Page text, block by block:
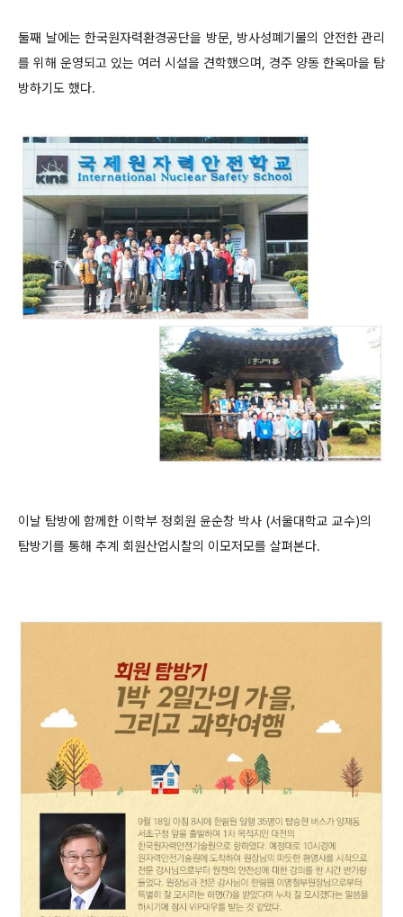
둘째 날에는 한국원자력환경공단을 방문, 방사성폐기물의 안전한 관리
를 위해 운영되고 있는 여러 시설을 견학했으며, 경주 양동 한옥마을 탐
방하기도 했다.
이날 탐방에 함께한 이학부 정회원 윤순창 박사 (서울대학교 교수)의
탐방기를 통해 추계 회원산업시찰의 이모저모를 살펴본다.